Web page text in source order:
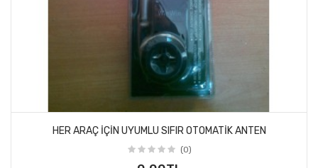
HER ARAÇ IÇIN UYUMLU SIFIR OTOMATIK ANTEN
(0)